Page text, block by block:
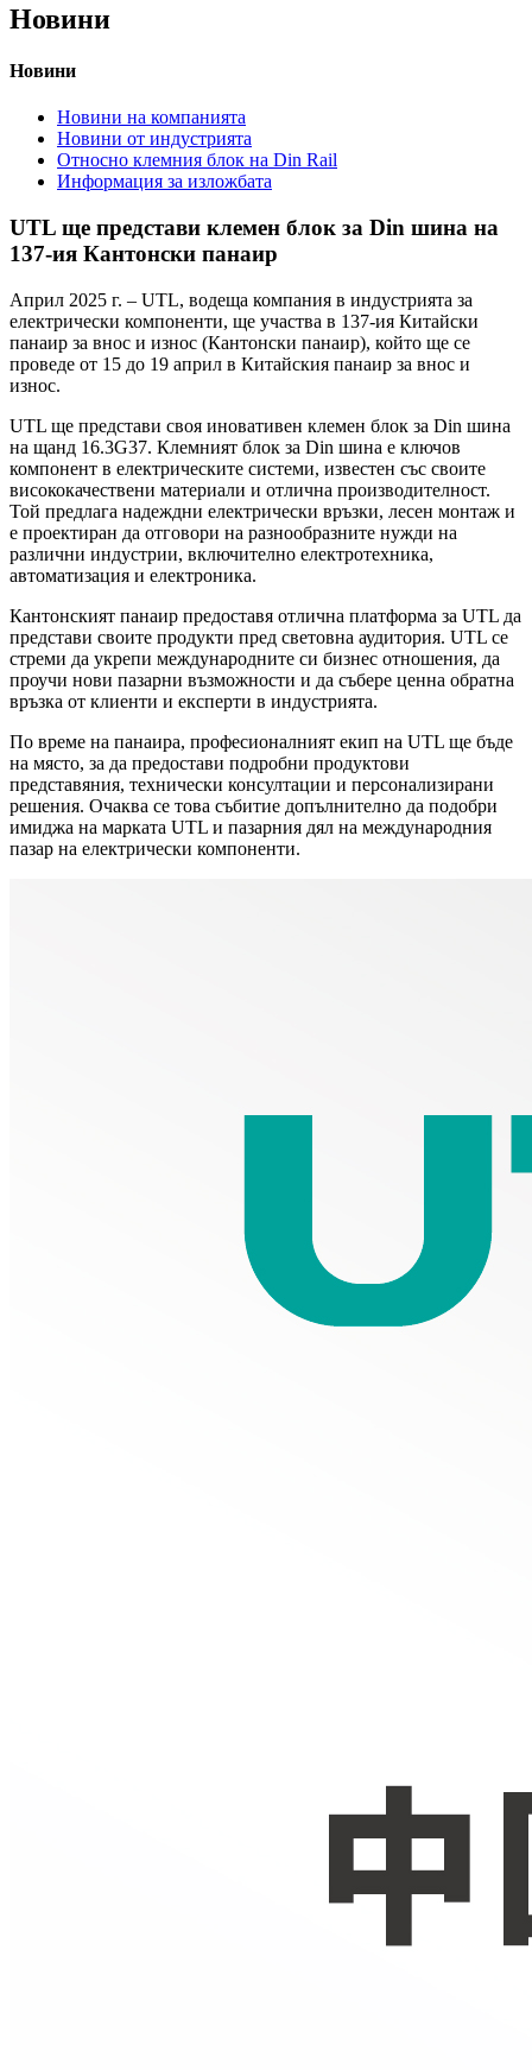
Новини
Новини
Новини на компанията
Новини от индустрията
Относно клемния блок на Din Rail
Информация за изложбата
UTL ще представи клемен блок за Din шина на
137-ия Кантонски панаир
Април 2025 г. – UTL, водеща компания в индустрията за
електрически компоненти, ще участва в 137-ия Китайски
панаир за внос и износ (Кантонски панаир), който ще се
проведе от 15 до 19 април в Китайския панаир за внос и
износ.
UTL ще представи своя иновативен клемен блок за Din шина
на щанд 16.3G37. Клемният блок за Din шина е ключов
компонент в електрическите системи, известен със своите
висококачествени материали и отлична производителност.
Той предлага надеждни електрически връзки, лесен монтаж и
е проектиран да отговори на разнообразните нужди на
различни индустрии, включително електротехника,
автоматизация и електроника.
Кантонският панаир предоставя отлична платформа за UTL да
представи своите продукти пред световна аудитория. UTL се
стреми да укрепи международните си бизнес отношения, да
проучи нови пазарни възможности и да събере ценна обратна
връзка от клиенти и експерти в индустрията.
По време на панаира, професионалният екип на UTL ще бъде
на място, за да предостави подробни продуктови
представяния, технически консултации и персонализирани
решения. Очаква се това събитие допълнително да подобри
имиджа на марката UTL и пазарния дял на международния
пазар на електрически компоненти.